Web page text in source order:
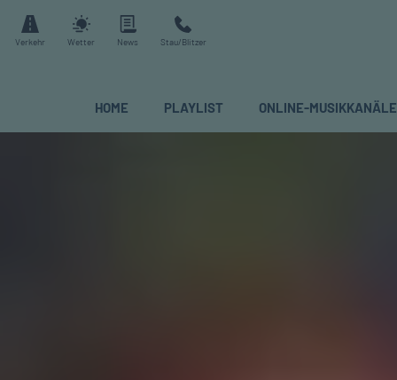
Verkehr Wetter News Stau/Blitzer
HOME PLAYLIST ONLINE-